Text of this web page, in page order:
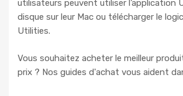
utilisateurs peuvent utiliser l’application
disque sur leur Mac ou télécharger le
Utilities.
Vous souhaitez acheter le meilleur
prix ? Nos guides d'achat vous aident